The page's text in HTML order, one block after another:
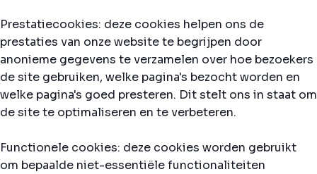
Prestatiecookies: deze cookies helpen ons de
prestaties van onze website te begrijpen door
anonieme gegevens te verzamelen over hoe bezoekers
de site gebruiken, welke pagina's bezocht worden en
welke pagina's goed presteren. Dit stelt ons in staat om
de site te optimaliseren en te verbeteren.
Functionele cookies: deze cookies worden gebruikt
om bepaalde niet-essentiële functionaliteiten